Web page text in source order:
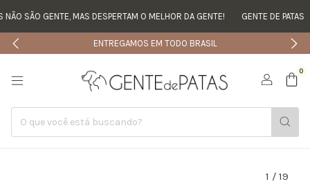
SÃO GENTE, MAS DESPERTAM O MELHOR DA GENTE! GENTE DE PATAS
ENTREGAMOS EM TODO BRASIL
0
1 / 19